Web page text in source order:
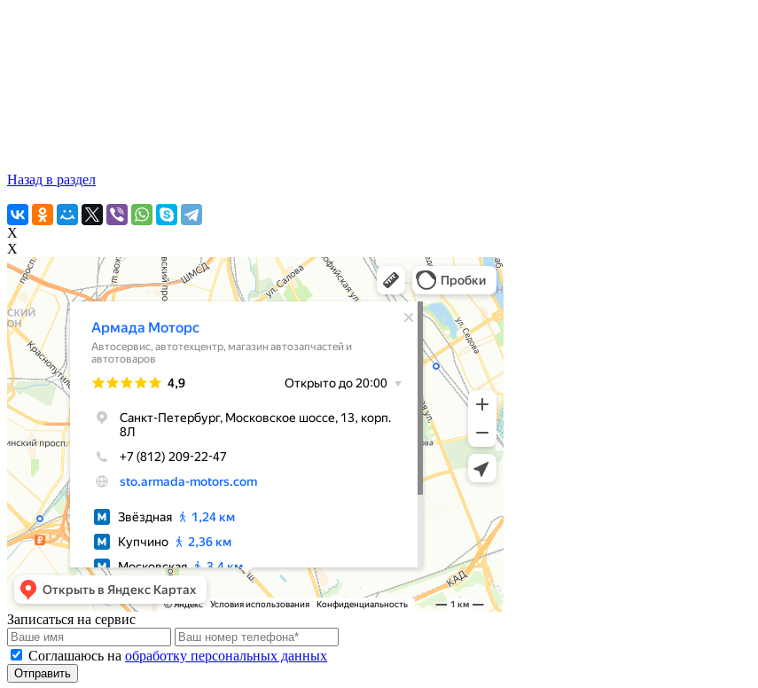
Назад в раздел
X
X
Записаться на сервис
Соглашаюсь на обработку персональных данных